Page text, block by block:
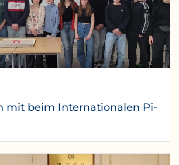
mit beim Internationalen Pi-